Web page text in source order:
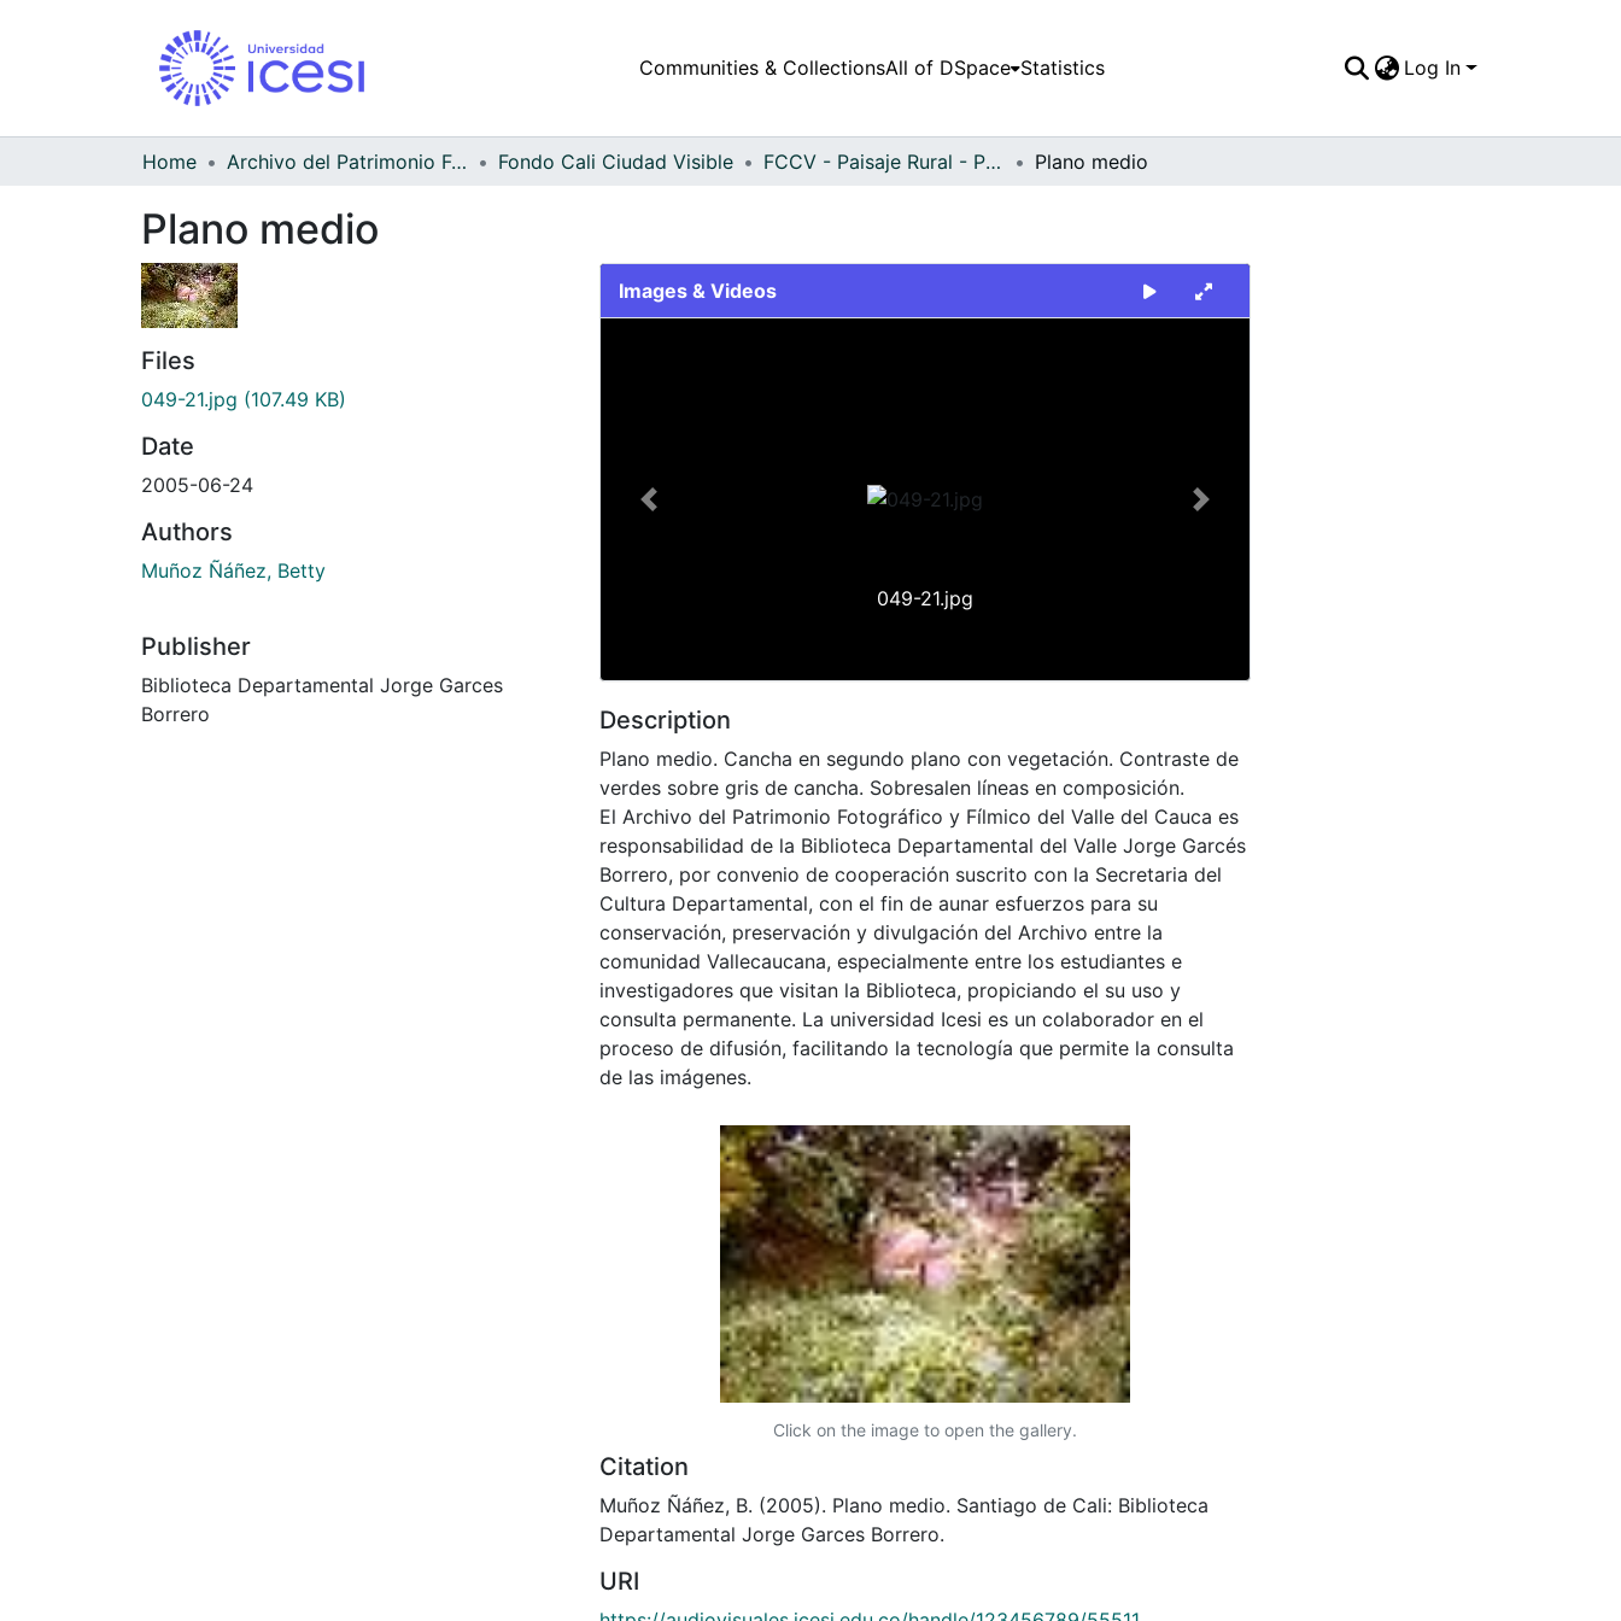
Communities & CollectionsAll of DSpace Statistics Log In
Home Archivo del Patrimonio Fotográfico y Fílmico del Valle del Cauca Fondo Cali Ciudad Visible FCCV - Paisaje Rural - Patrimonial Plano medio
Plano medio
Files
049-21.jpg (107.49 KB)
Date
2005-06-24
Authors
Muñoz Ñáñez, Betty
Publisher
Biblioteca Departamental Jorge Garces
Borrero
Images & Videos
049-21.jpg
Previous Next
Description
Plano medio. Cancha en segundo plano con vegetación. Contraste de
verdes sobre gris de cancha. Sobresalen líneas en composición.
El Archivo del Patrimonio Fotográfico y Fílmico del Valle del Cauca es
responsabilidad de la Biblioteca Departamental del Valle Jorge Garcés
Borrero, por convenio de cooperación suscrito con la Secretaria del
Cultura Departamental, con el fin de aunar esfuerzos para su
conservación, preservación y divulgación del Archivo entre la
comunidad Vallecaucana, especialmente entre los estudiantes e
investigadores que visitan la Biblioteca, propiciando el su uso y
consulta permanente. La universidad Icesi es un colaborador en el
proceso de difusión, facilitando la tecnología que permite la consulta
de las imágenes.
Click on the image to open the gallery.
Citation
Muñoz Ñáñez, B. (2005). Plano medio. Santiago de Cali: Biblioteca
Departamental Jorge Garces Borrero.
URI